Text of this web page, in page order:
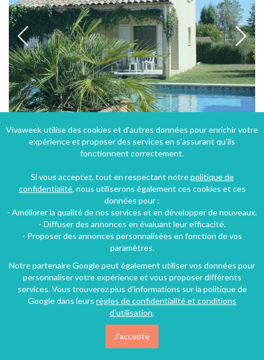
Maison - Villa
3 chambres 10 personnes
Vivaweek utilise des cookies et d'autres données pour enrichir votre
expérience et proposer des services en s'assurant qu'ils
fonctionnent correctement.
Si vous acceptez, tout en respectant notrepolitique de
confidentialité, nous utiliserons également ces cookies et ces
données pour :
- Améliorer la qualité de nos services et en développer de nouveaux.
- Diffuser des annonces en évaluant leur efficacité.
- Proposer des annonces personnalisées en fonction de vos
paramètres.
Notre partenaire Google peut également utiliser vos données pour
personnaliser votre expérience et vous proposer différents
services. Vous trouverez plus d'informations sur la politique de
Google dans leurs règles de confidentialité et conditions
d'utilisation.
J'accepte